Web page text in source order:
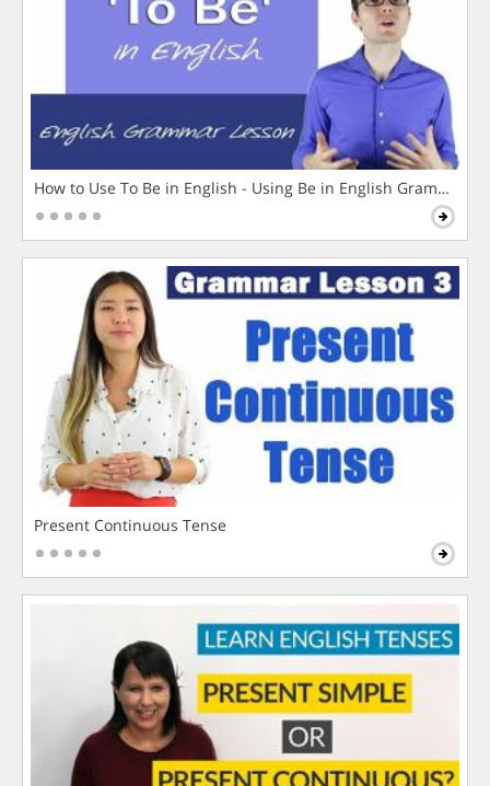
How to Use To Be in English - Using Be in English Grammar
Present Continuous Tense